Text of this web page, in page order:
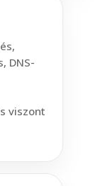
DNS-
viszont